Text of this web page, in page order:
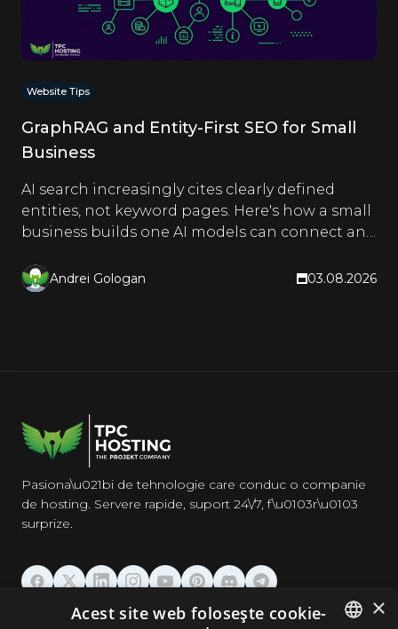
Website Tips
GraphRAG and Entity-First SEO for Small
Business
AI search increasingly cites clearly defined
entities, not keyword pages. Here's how a small
business builds one AI models can connect and
Andrei Gologan 03.08.2026
Pasiona\u021bi de tehnologie care conduc o companie
de hosting. Servere rapide, suport 24\/7, f\u0103r\u0103
surprize.
GĂZDUIRE ×
Acest site web folosește cookie-